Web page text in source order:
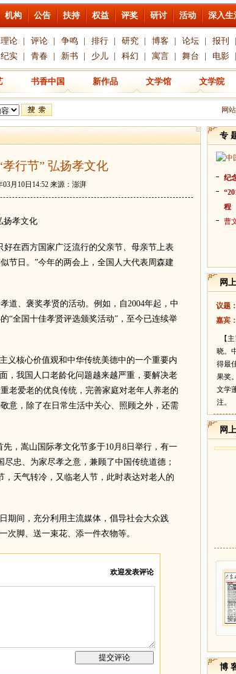
机构 公告 扶持 权益 评奖 研讨 活动 深入生
理论 评论 争鸣 排行 研究 博客 论坛 报刊
纪实 青春 新书 少儿 科幻 寓言 舞台 电影
书香中国 新作品 文学馆 文学院
网
行节” 弘扬孝文化
03月10日14:52 来源：澎湃
孝文化
在西方国家广泛流行的父亲节、母亲节上表
节日。”今年的两会上，全国人大代表周森建
、褒奖孝贤的活动。例如，自2004年起，中
“全国十佳孝贤评选颁奖活动”，至今已连续举
核心价值观和中华传统美德中的一个重要内
，我国人口老龄化问题越来越严重，要解决老
老爱老的优良传统，完善家庭对老年人养老的
意，除了在日常生活中关心、照顾之外，还需
，嵩山国际孝文化节多于10月8日举行，有一
忠、为家尽孝之意，兼顾了中国传统道德；
天气转冷，又临老人节，此时表达对老人的
间，充分利用主流媒体，倡导社会大众践
次脚、送一束花、添一件衣物等。
欢迎发表评论
专
纪
程
曹
网
议题：
嘉宾：
【
晓。
得最
果奖
文学
注
网
博